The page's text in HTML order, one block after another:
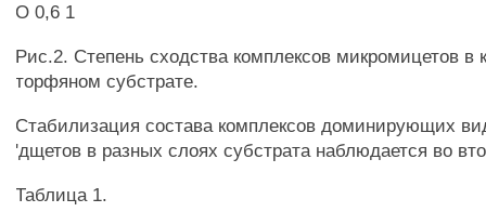
О 0,6 1
Рис.2. Степень сходства комплексов микромицетов в
торфяном субстрате.
Стабилизация состава комплексов доминирующих
'дщетов в разных слоях субстрата наблюдается во
Таблица 1.